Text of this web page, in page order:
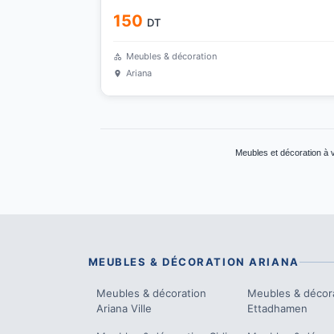
150 DT
Meubles & décoration
Ariana
Meubles et décoration à
MEUBLES & DÉCORATION ARIANA
Meubles & décoration
Ariana Ville
Meubles &
Ettadhamen